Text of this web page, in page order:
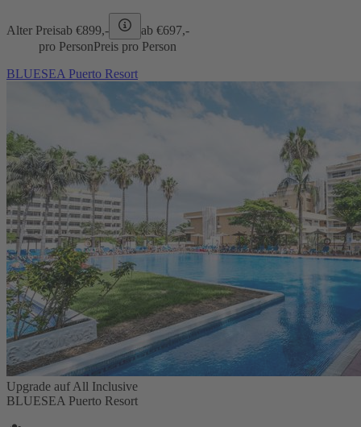
Alter Preisab €899,- ab €697,-
pro PersonPreis pro Person
BLUESEA Puerto Resort
Upgrade auf All Inclusive
BLUESEA Puerto Resort